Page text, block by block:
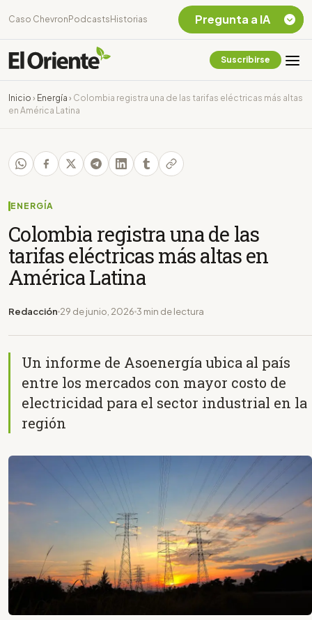
Caso Chevron Podcasts Historias
Suscribirse
Inicio › Energía › Colombia registra una de las tarifas eléctricas más altas
en América Latina
ENERGÍA
Colombia registra una de las
tarifas eléctricas más altas en
América Latina
Redacción 29 de junio, 2026 3 min de lectura
Un informe de Asoenergía ubica al país
entre los mercados con mayor costo de
electricidad para el sector industrial en la
región
Pregunta a IA
Chevron Ecuador